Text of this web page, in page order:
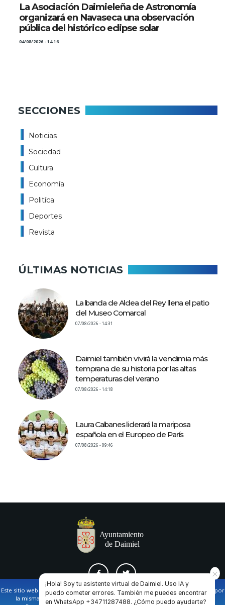
La Asociación Daimieleña de Astronomía
organizará en Navaseca una observación
pública del histórico eclipse solar
04/08/2026 - 14:16
SECCIONES
Noticias
Sociedad
Cultura
Economía
Politíca
Deportes
Revista
ÚLTIMAS NOTICIAS
La banda de Aldea del Rey llena el patio
del Museo Comarcal
07/08/2026 - 14:31
Daimiel también vivirá la vendimia más
temprana de su historia por las altas
temperaturas del verano
07/08/2026 - 14:18
Laura Cabanes liderará la mariposa
española en el Europeo de París
07/08/2026 - 09:46
Este sitio web utiliza cookies propias y de terceros para facilitar la navegación por
la misma y obtener datos estadísticos de la navegación de los usuarios.
¡Hola! Soy tu asistente virtual de Daimiel. Uso IA y
puedo cometer errores. También me puedes encontrar
en WhatsApp +34711287488. ¿Cómo puedo ayudarte?